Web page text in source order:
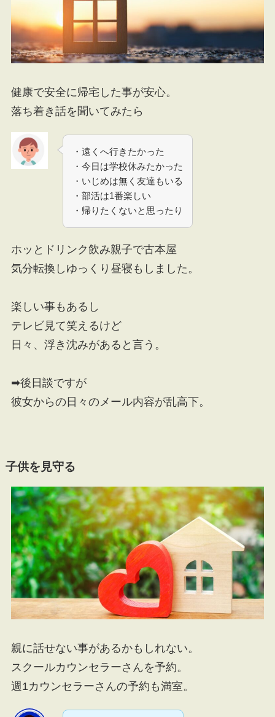
健康で安全に帰宅した事が安心。
落ち着き話を聞いてみたら
・遠くへ行きたかった
・今日は学校休みたかった
・いじめは無く友達もいる
・部活は1番楽しい
・帰りたくないと思ったり
ホッとドリンク飲み親子で古本屋
気分転換しゆっくり昼寝もしました。
楽しい事もあるし
テレビ見て笑えるけど
日々、浮き沈みがあると言う。
➡後日談ですが
彼女からの日々のメール内容が乱高下。
子供を見守る
親に話せない事があるかもしれない。
スクールカウンセラーさんを予約。
週1カウンセラーさんの予約も満室。